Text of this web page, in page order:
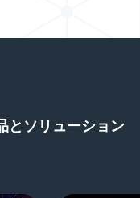
とソリューション